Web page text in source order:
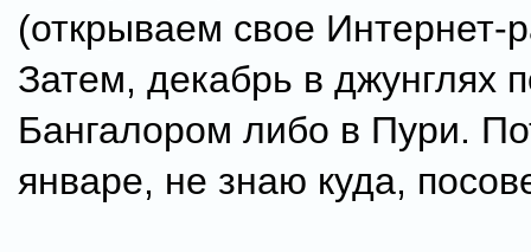
(открываем свое Интернет-
Затем, декабрь в джунглях
Бангалором либо в Пури.
январе, не знаю куда,